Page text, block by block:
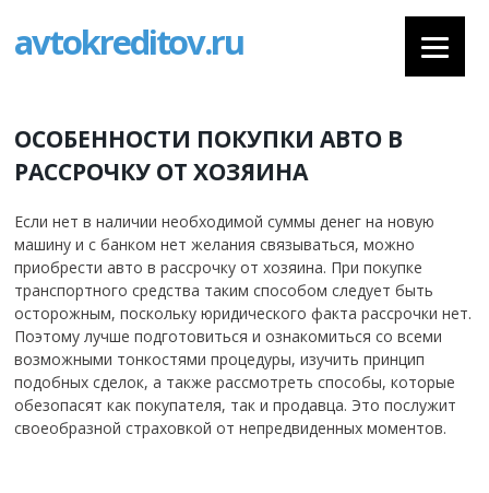
avtokreditov.ru
ОСОБЕННОСТИ ПОКУПКИ АВТО В
РАССРОЧКУ ОТ ХОЗЯИНА
Если нет в наличии необходимой суммы денег на новую
машину и с банком нет желания связываться, можно
приобрести авто в рассрочку от хозяина. При покупке
транспортного средства таким способом следует быть
осторожным, поскольку юридического факта рассрочки нет.
Поэтому лучше подготовиться и ознакомиться со всеми
возможными тонкостями процедуры, изучить принцип
подобных сделок, а также рассмотреть способы, которые
обезопасят как покупателя, так и продавца. Это послужит
своеобразной страховкой от непредвиденных моментов.